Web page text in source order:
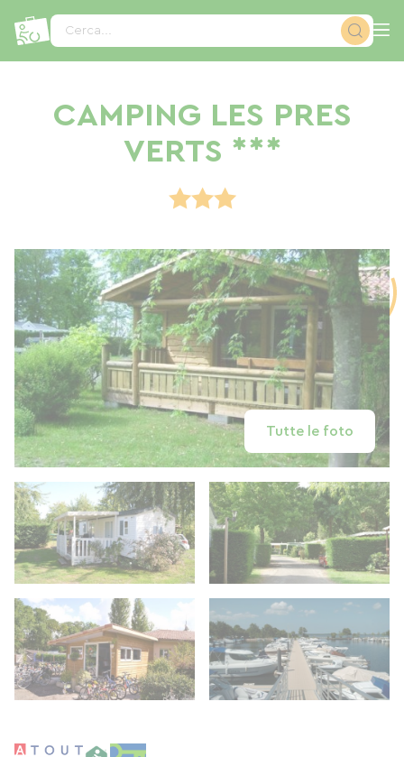
Cerca...
CAMPING LES PRES
VERTS ***
Tutte le foto
Pannello di gestione dei cookies